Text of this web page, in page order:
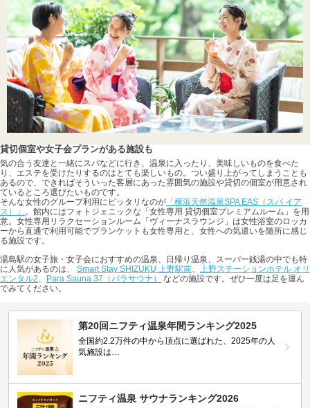
貸切個室や女子会プランがある施設も
気の合う友達と一緒にスパなどに行き、温泉に入ったり、美味しいものを食べた
り、エステを受けたりするのはとても楽しいもの。つい盛り上がってしまうことも
あるので、できればそういった客層にあった雰囲気の施設や貸切の個室が用意され
ているところ選びたいものです。
そんな女性のグループ利用にピッタリなのが 「横浜天然温泉SPA EAS（スパ イア
ス）」 。館内にはフォトジェニックな「女性専用 貸切個室プレミアムルーム」を用
意。女性専用リラクセーションルーム「ヴィーナスラウンジ」は女性浴室のロッカ
ーから直通で利用可能でブランケットも女性専用と、女性への気遣いを随所に感じ
る施設です。
湯島駅の女子旅・女子会におすすめの温泉、日帰り温泉、スーパー銭湯の中でも特
に人気があるのは、 Smart Stay SHIZUKU 上野駅前、 上野ステーションホテル オリ
エンタル2、 Para Sauna 37（パラサウナ）
などの施設です。ぜひ一度は足を運ん
でみてください。
第20回ニフティ温泉年間ランキング2025
全国約2.2万件の中から頂点に選ばれた、2025年の人
気施設は…
ニフティ温泉 サウナランキング2026